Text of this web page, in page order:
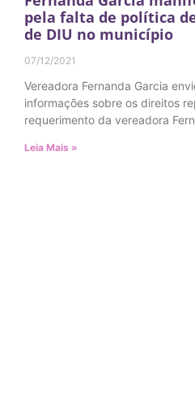
pela falta de política
de DIU no município
07/12/2021
Vereadora Fernanda Garcia
informações sobre os direitos
requerimento da vereadora
Leia Mais »